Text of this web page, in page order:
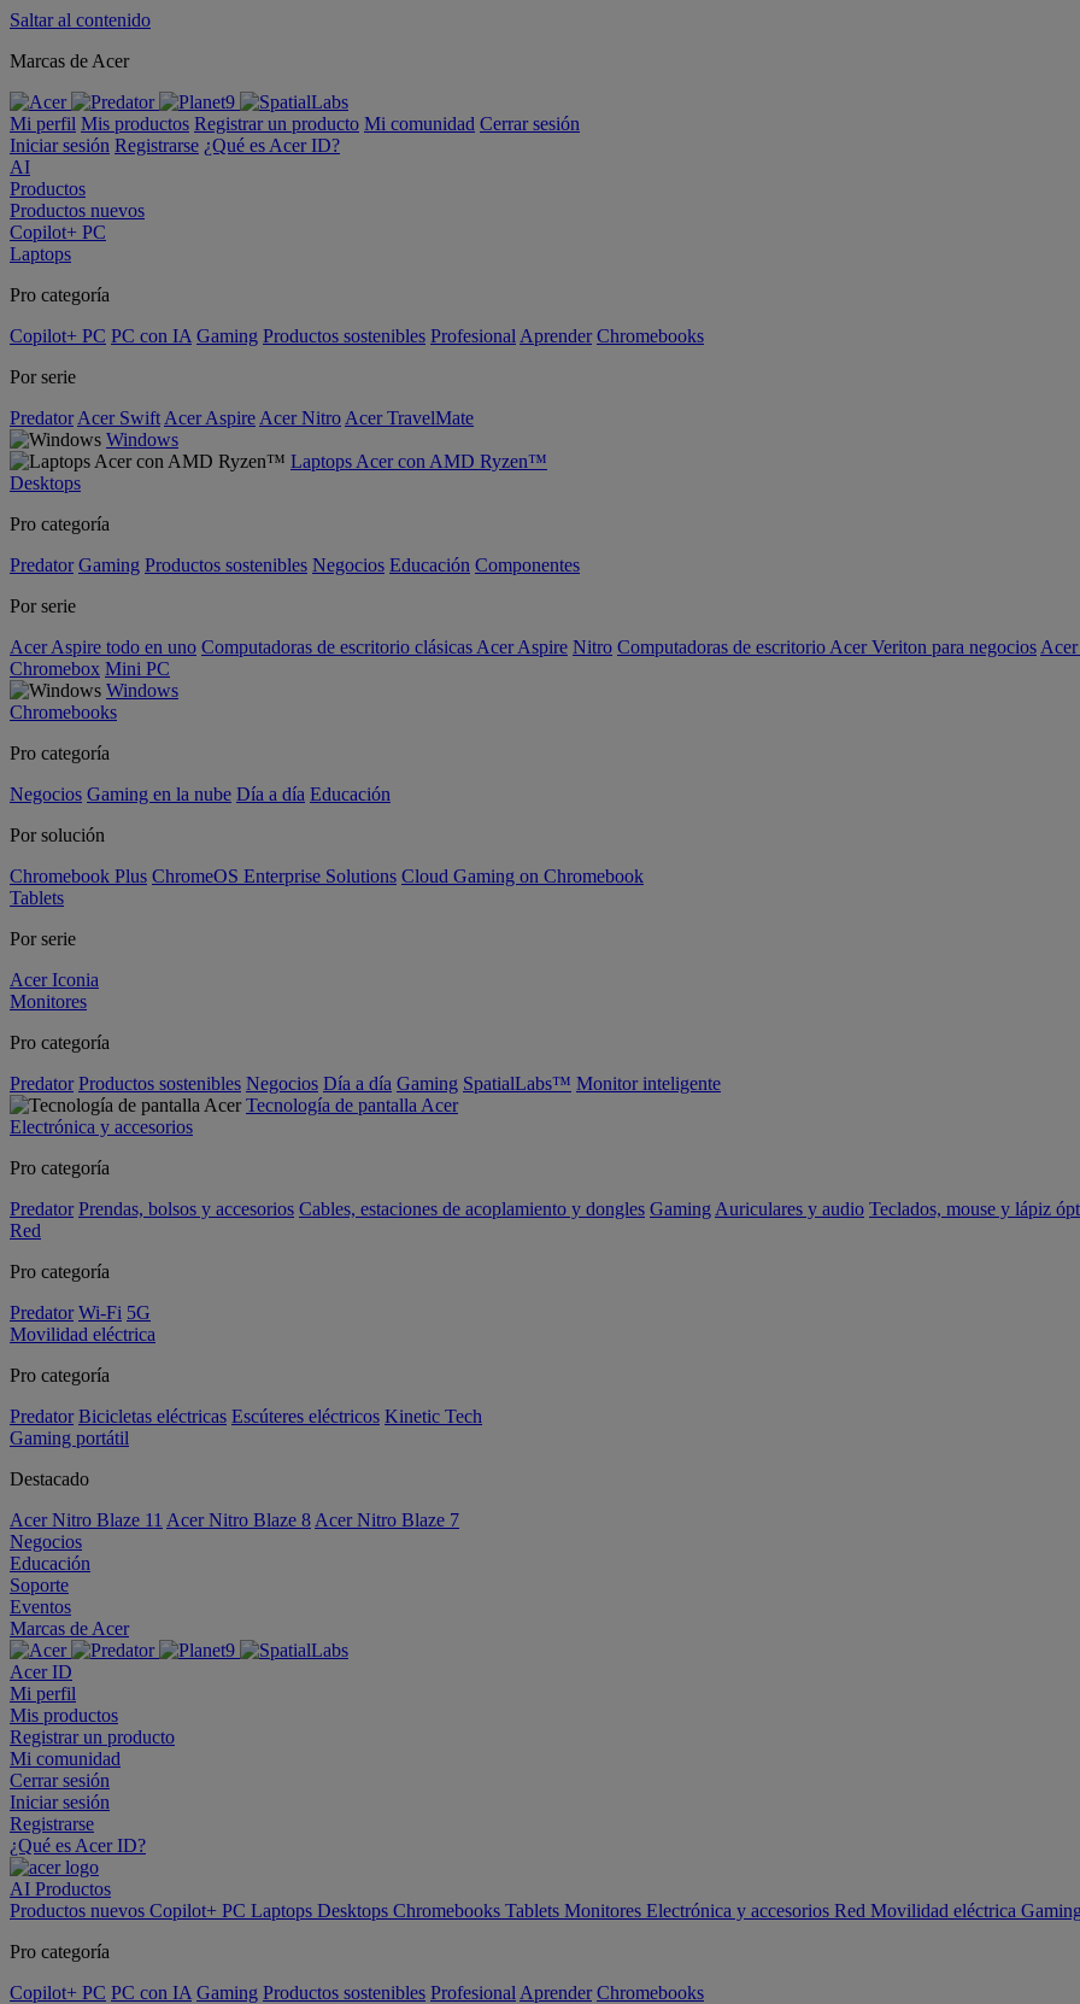
Saltar al contenido
Marcas de Acer
Mi perfil Mis productos Registrar un producto Mi comunidad Cerrar sesión
Iniciar sesión Registrarse ¿Qué es Acer ID?
AI
Productos
Productos nuevos
Copilot+ PC
Laptops
Pro categoría
Copilot+ PC PC con IA Gaming Productos sostenibles Profesional Aprender Chromebooks
Por serie
Predator Acer Swift Acer Aspire Acer Nitro Acer TravelMate
Windows
Laptops Acer con AMD Ryzen™
Desktops
Pro categoría
Predator Gaming Productos sostenibles Negocios Educación Componentes
Por serie
Acer Aspire todo en uno Computadoras de escritorio clásicas Acer Aspire Nitro Computadoras de escritorio Acer Veriton para negocios
Chromebox Mini PC
Windows
Chromebooks
Pro categoría
Negocios Gaming en la nube Día a día Educación
Por solución
Chromebook Plus ChromeOS Enterprise Solutions Cloud Gaming on Chromebook
Tablets
Por serie
Acer Iconia
Monitores
Pro categoría
Predator Productos sostenibles Negocios Día a día Gaming SpatialLabs™ Monitor inteligente
Tecnología de pantalla Acer
Electrónica y accesorios
Pro categoría
Predator Prendas, bolsos y accesorios Cables, estaciones de acoplamiento y dongles Gaming Auriculares y audio Teclados, mouse y lápiz
Red
Pro categoría
Predator Wi-Fi 5G
Movilidad eléctrica
Pro categoría
Predator Bicicletas eléctricas Escúteres eléctricos Kinetic Tech
Gaming portátil
Destacado
Acer Nitro Blaze 11 Acer Nitro Blaze 8 Acer Nitro Blaze 7
Negocios
Educación
Soporte
Eventos
Marcas de Acer
Acer ID
Mi perfil
Mis productos
Registrar un producto
Mi comunidad
Cerrar sesión
Iniciar sesión
Registrarse
¿Qué es Acer ID?
AI Productos
Productos nuevos Copilot+ PC Laptops Desktops Chromebooks Tablets Monitores Electrónica y accesorios Red Movilidad eléctrica
Pro categoría
Copilot+ PC PC con IA Gaming Productos sostenibles Profesional Aprender Chromebooks